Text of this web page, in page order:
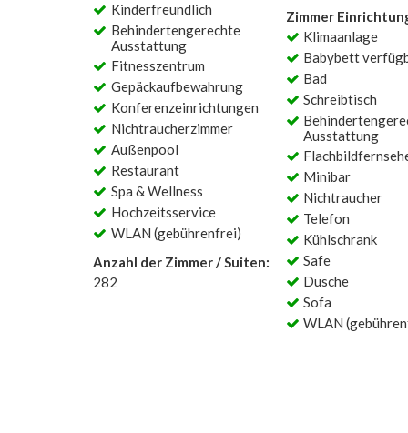
Kinderfreundlich
Behindertengerechte
Ausstattung
Fitnesszentrum
Gepäckaufbewahrung
Konferenzeinrichtungen
Nichtraucherzimmer
Außenpool
Restaurant
Spa & Wellness
Hochzeitsservice
WLAN (gebührenfrei)
Anzahl der Zimmer / Suiten:
282
Zimmer
Klimaanlage
Babybett
Bad
Schreibtisch
Ausstattung
Minibar
Nichtraucher
Telefon
Kühlschrank
Safe
Dusche
Sofa
WLAN